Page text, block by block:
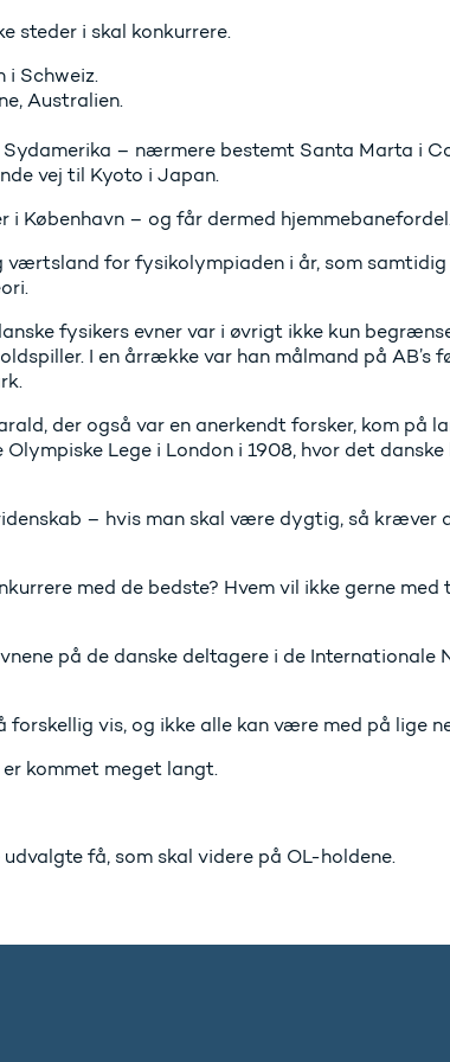
steder i skal konkurrere.
i Schweiz.
Australien.
– nærmere bestemt Santa Marta i
vej til Kyoto i Japan.
i København – og får dermed
værtsland for fysikolympiaden i år, som
fysikers evner var i øvrigt ikke kun
I en årrække var han målmand på AB’s
der også var en anerkendt forsker, kom på
Lege i London i 1908, hvor det danske
– hvis man skal være dygtig, så kræver
med de bedste? Hvem vil ikke gerne
på de danske deltagere i de
forskellig vis, og ikke alle kan være med på lige
kommet meget langt.
få, som skal videre på OL-holdene.